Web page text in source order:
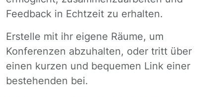
Feedback in Echtzeit zu erhalten.
Erstelle mit ihr eigene Räume, um
Konferenzen abzuhalten, oder tritt über
einen kurzen und bequemen Link einer
bestehenden bei.